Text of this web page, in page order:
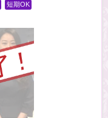
短期OK